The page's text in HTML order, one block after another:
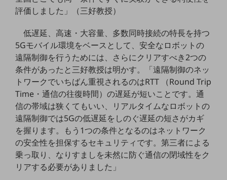
リモート・ハイブリッドワーク
その他のお悩みはこちら
業界から見つける
業界から見つけるTOP
製造業
小売・卸売業
運輸業
建設業
地域産業
その他の業界はこちら
評価しました」（三好教授）
低遅延、高速・大容量、多数同時接続の特長を持つ
5Gモバイル環境をベースとして、安全なロボットの
遠隔制御を行うためには、さらにクリアすべき2つの
条件があったと三好教授は明かす。「遠隔制御のネッ
トワークでいちばん重視されるのはRTT （Round Trip
Time・通信の往復時間）の遅延が短いことです。通
信の帯域は狭くてもいい、リアルタイムなロボットの
遠隔制御では5Gの低遅延をしのぐ遅延の短さがカギ
を握ります。もう1つの条件となるのはネットワーク
の安全性を担保するセキュリティです。第三者による
乗っ取り、なりすましを未然に防ぐ通信の閉域性をク
リアする必要がありました」